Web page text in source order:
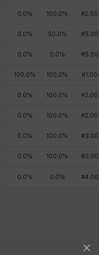
0.0% 100.0% #2.50
0.0% 50.0% #5.00
0.0% 0.0% #5.50
100.0% 100.0% #1.00
0.0% 100.0% #2.00
0.0% 100.0% #2.00
0.0% 100.0% #3.00
0.0% 100.0% #3.00
0.0% 0.0% #4.00